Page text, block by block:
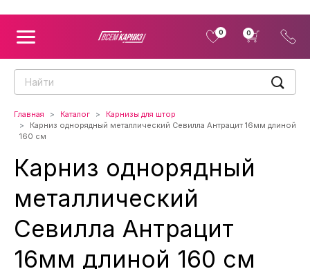
0 0
Главная Каталог
Карнизы для штор
Карниз однорядный металлический Севилла Антрацит 16мм длиной
160 см
Карниз однорядный
металлический
Севилла Антрацит
16мм длиной 160 см